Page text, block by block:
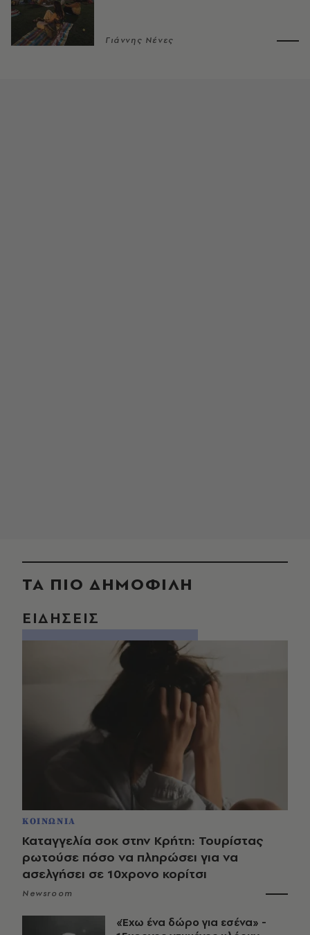
Γιάννης Νένες
ΤΑ ΠΙΟ ΔΗΜΟΦΙΛΗ
ΕΙΔΗΣΕΙΣ
ΚΟΙΝΩΝΙΑ
Καταγγελία σοκ στην Κρήτη: Τουρίστας
ρωτούσε πόσο να πληρώσει για να
ασελγήσει σε 10χρονο κορίτσι
Newsroom
«Έχω ένα δώρο για εσένα» -